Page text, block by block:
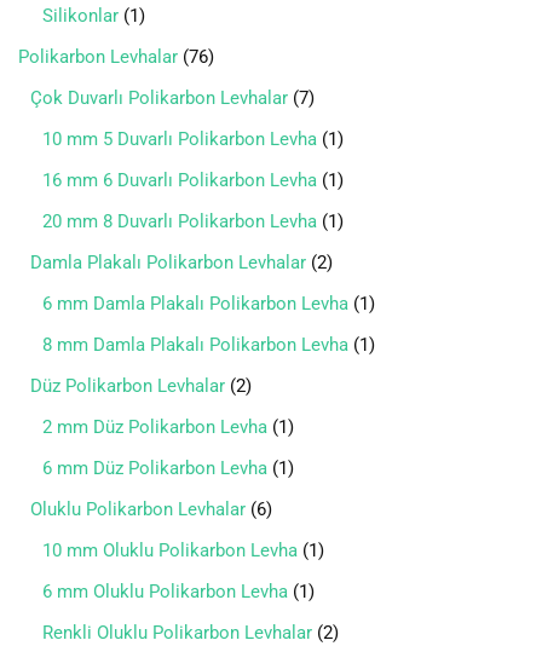
Silikonlar 1
Polikarbon Levhalar 76
Çok Duvarlı Polikarbon Levhalar 7
10 mm 5 Duvarlı Polikarbon Levha 1
16 mm 6 Duvarlı Polikarbon Levha 1
20 mm 8 Duvarlı Polikarbon Levha 1
Damla Plakalı Polikarbon Levhalar 2
6 mm Damla Plakalı Polikarbon Levha 1
8 mm Damla Plakalı Polikarbon Levha 1
Düz Polikarbon Levhalar 2
2 mm Düz Polikarbon Levha 1
6 mm Düz Polikarbon Levha 1
Oluklu Polikarbon Levhalar 6
10 mm Oluklu Polikarbon Levha 1
6 mm Oluklu Polikarbon Levha 1
Renkli Oluklu Polikarbon Levhalar 2